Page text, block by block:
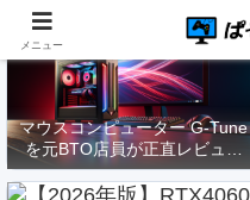
マウスコンピューター G-Tune
を元BTO店員が正直レビュー
｜実際どうなの？
メニュー